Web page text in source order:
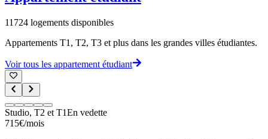
11724 logements disponibles
Appartements T1, T2, T3 et plus dans les grandes villes étudiantes.
Voir tous les appartement étudiant
Studio, T2 et T1En vedette
715€/mois